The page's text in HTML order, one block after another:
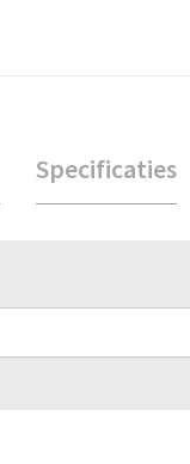
Specificaties